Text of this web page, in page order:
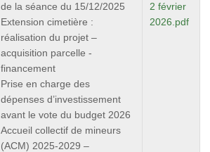
de la séance du 15/12/2025
Extension cimetière :
réalisation du projet –
acquisition parcelle -
financement
Prise en charge des
dépenses d’investissement
avant le vote du budget 2026
Accueil collectif de mineurs
(ACM) 2025-2029 –
2 février
2026.pdf